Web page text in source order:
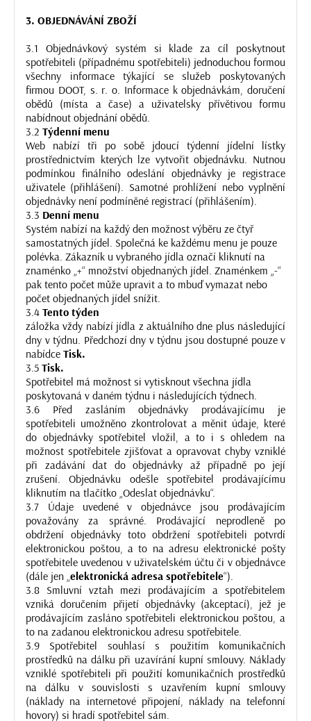
3. OBJEDNÁVÁNÍ ZBOŽÍ
3.1 Objednávkový systém si klade za cíl poskytnout
spotřebiteli (případnému spotřebiteli) jednoduchou formou
všechny informace týkající se služeb poskytovaných
firmou DOOT, s. r. o. Informace k objednávkám, doručení
obědů (místa a čase) a uživatelsky přívětivou formu
nabídnout objednání obědů.
3.2 Týdenní menu
Web nabízí tři po sobě jdoucí týdenní jídelní lístky
prostřednictvím kterých lze vytvořit objednávku. Nutnou
podmínkou finálního odeslání objednávky je registrace
uživatele (přihlášení). Samotné prohlížení nebo vyplnění
objednávky není podmíněné registrací (přihlášením).
3.3 Denní menu
Systém nabízí na každý den možnost výběru ze čtyř
samostatných jídel. Společná ke každému menu je pouze
polévka. Zákazník u vybraného jídla označí kliknutí na
znaménko „+“ množství objednaných jídel. Znaménkem „-“
pak tento počet může upravit a to mbuď vymazat nebo
počet objednaných jídel snížit.
3.4 Tento týden
záložka vždy nabízí jídla z aktuálního dne plus následující
dny v týdnu. Předchozí dny v týdnu jsou dostupné pouze v
nabídce Tisk.
3.5 Tisk.
Spotřebitel má možnost si vytisknout všechna jídla
poskytovaná v daném týdnu i následujících týdnech.
3.6 Před zasláním objednávky prodávajícímu je
spotřebiteli umožněno zkontrolovat a měnit údaje, které
do objednávky spotřebitel vložil, a to i s ohledem na
možnost spotřebitele zjišťovat a opravovat chyby vzniklé
při zadávání dat do objednávky až případně po její
zrušení. Objednávku odešle spotřebitel prodávajícímu
kliknutím na tlačítko „Odeslat objednávku“.
3.7 Údaje uvedené v objednávce jsou prodávajícím
považovány za správné. Prodávající neprodleně po
obdržení objednávky toto obdržení spotřebiteli potvrdí
elektronickou poštou, a to na adresu elektronické pošty
spotřebitele uvedenou v uživatelském účtu či v objednávce
(dále jen „elektronická adresa spotřebitele“).
3.8 Smluvní vztah mezi prodávajícím a spotřebitelem
vzniká doručením přijetí objednávky (akceptací), jež je
prodávajícím zasláno spotřebiteli elektronickou poštou, a
to na zadanou elektronickou adresu spotřebitele.
3.9 Spotřebitel souhlasí s použitím komunikačních
prostředků na dálku při uzavírání kupní smlouvy. Náklady
vzniklé spotřebiteli při použití komunikačních prostředků
na dálku v souvislosti s uzavřením kupní smlouvy
(náklady na internetové připojení, náklady na telefonní
hovory) si hradí spotřebitel sám.